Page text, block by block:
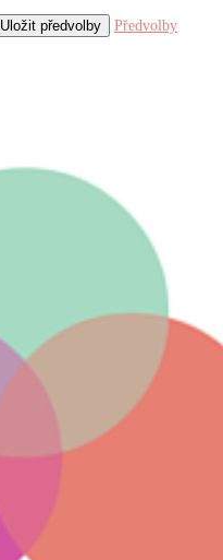
Uložit předvolby Předvolby